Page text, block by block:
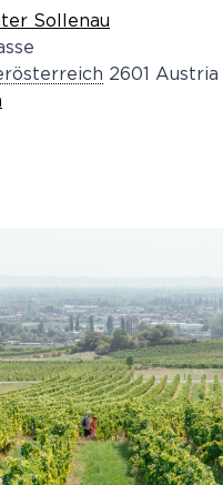
Sollenau
2601 Austria